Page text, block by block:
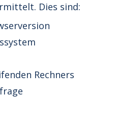
Dies sind:
Rechners